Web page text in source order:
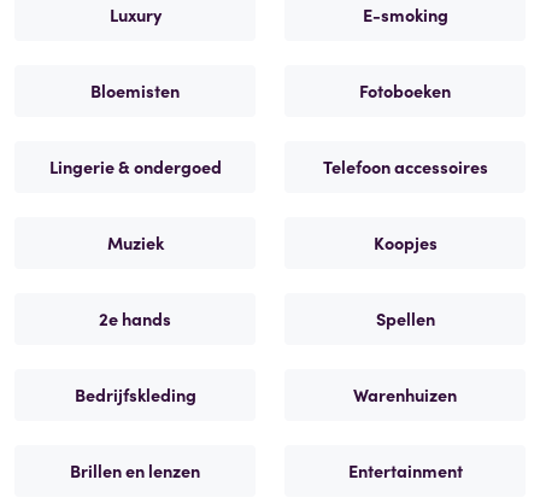
Luxury E-smoking
Bloemisten Fotoboeken
Lingerie & ondergoed Telefoon accessoires
Muziek Koopjes
2e hands Spellen
Bedrijfskleding Warenhuizen
Brillen en lenzen Entertainment